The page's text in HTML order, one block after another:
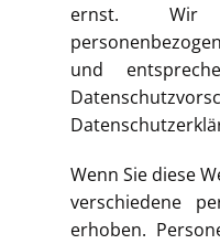
ernst. Wir
und
Wenn Sie diese
verschiedene
erhoben.